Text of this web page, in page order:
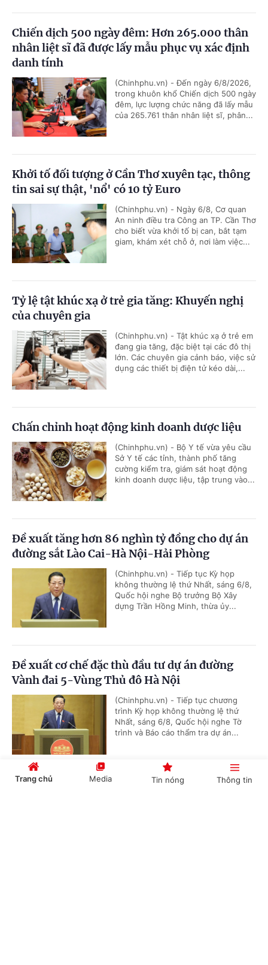
Chiến dịch 500 ngày đêm: Hơn 265.000 thân
nhân liệt sĩ đã được lấy mẫu phục vụ xác định
danh tính
(Chinhphu.vn) - Đến ngày 6/8/2026,
trong khuôn khổ Chiến dịch 500 ngày
đêm, lực lượng chức năng đã lấy mẫu
của 265.761 thân nhân liệt sĩ, phân...
Khởi tố đối tượng ở Cần Thơ xuyên tạc, thông
tin sai sự thật, 'nổ' có 10 tỷ Euro
(Chinhphu.vn) - Ngày 6/8, Cơ quan
An ninh điều tra Công an TP. Cần Thơ
cho biết vừa khởi tố bị can, bắt tạm
giam, khám xét chỗ ở, nơi làm việc...
Tỷ lệ tật khúc xạ ở trẻ gia tăng: Khuyến nghị
của chuyên gia
(Chinhphu.vn) - Tật khúc xạ ở trẻ em
đang gia tăng, đặc biệt tại các đô thị
lớn. Các chuyên gia cảnh báo, việc sử
dụng các thiết bị điện tử kéo dài,...
Chấn chỉnh hoạt động kinh doanh dược liệu
(Chinhphu.vn) - Bộ Y tế vừa yêu cầu
Sở Y tế các tỉnh, thành phố tăng
cường kiểm tra, giám sát hoạt động
kinh doanh dược liệu, tập trung vào...
Đề xuất tăng hơn 86 nghìn tỷ đồng cho dự án
đường sắt Lào Cai-Hà Nội-Hải Phòng
(Chinhphu.vn) - Tiếp tục Kỳ họp
không thường lệ thứ Nhất, sáng 6/8,
Quốc hội nghe Bộ trưởng Bộ Xây
dựng Trần Hồng Minh, thừa ủy...
Đề xuất cơ chế đặc thù đầu tư dự án đường
Vành đai 5-Vùng Thủ đô Hà Nội
(Chinhphu.vn) - Tiếp tục chương
trình Kỳ họp không thường lệ thứ
Nhất, sáng 6/8, Quốc hội nghe Tờ
trình và Báo cáo thẩm tra dự án...
Trang chủ Media Tin nóng Thông tin